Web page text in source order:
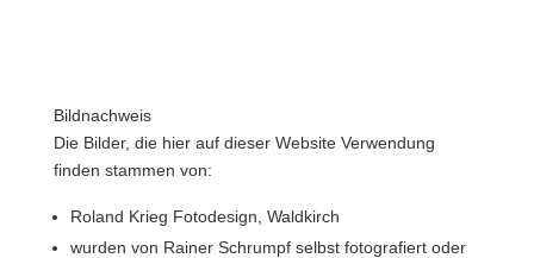
Bildnachweis
Die Bilder, die hier auf dieser Website Verwendung
finden stammen von:
Roland Krieg Fotodesign, Waldkirch
wurden von Rainer Schrumpf selbst fotografiert oder